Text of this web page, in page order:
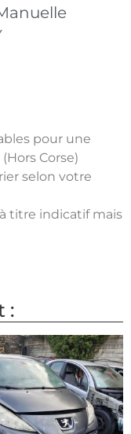
pour une
Corse)
selon votre
titre indicatif mais
: